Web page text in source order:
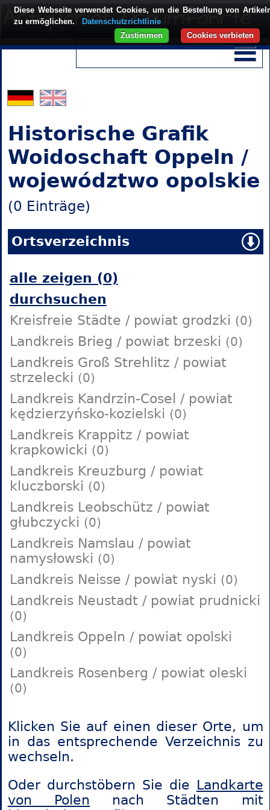
Historische Grafik
Woidoschaft Oppeln /
województwo opolskie
(0 Einträge)
Ortsverzeichnis
alle zeigen (0)
durchsuchen
Kreisfreie Städte / powiat grodzki (0)
Landkreis Brieg / powiat brzeski (0)
Landkreis Groß Strehlitz / powiat
strzelecki (0)
Landkreis Kandrzin-Cosel / powiat
kędzierzyńsko-kozielski (0)
Landkreis Krappitz / powiat
krapkowicki (0)
Landkreis Kreuzburg / powiat
kluczborski (0)
Landkreis Leobschütz / powiat
głubczycki (0)
Landkreis Namslau / powiat
namysłowski (0)
Landkreis Neisse / powiat nyski (0)
Landkreis Neustadt / powiat prudnicki
(0)
Landkreis Oppeln / powiat opolski
(0)
Landkreis Rosenberg / powiat oleski
(0)
Klicken Sie auf einen dieser Orte, um
in das entsprechende Verzeichnis zu
wechseln.
Oder durchstöbern Sie die Landkarte
von Polen nach Städten mit
Diese Webseite verwendet Cookies, um die Bestellung von
zu ermöglichen.
Datenschutzrichtlinie
Cookies verbieten
Zustimmen